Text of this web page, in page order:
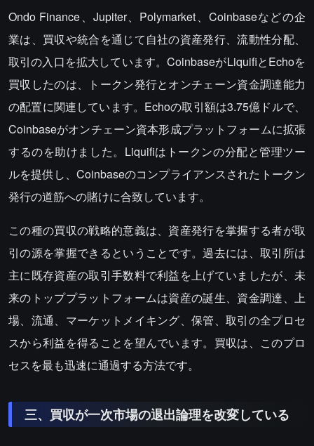
Ondo Finance、Jupiter、Polymarket、Coinbaseなどの企
業は、買収や統合を通じて自社の資産発行、流動性分配、
取引の入口を拡大しています。CoinbaseがLiquifiとEchoを
買収したのは、トークン発行とオンチェーン資金調達能力
の配置に関連しています。Echoの取引額は3.75億ドルで、
Coinbaseがオンチェーン資本形成プラットフォームに拡張
するのを助けました。Liquifiはトークンの分配と管理ツー
ルを提供し、Coinbaseのコンプライアンスされたトークン
発行の道筋への賭けに合致しています。
この種の買収の戦略的意義は、資産発行を掌握する者が取
引の源を掌握できるということです。過去には、取引所は
主に既存資産の取引手数料で利益を上げていましたが、未
来のトッププラットフォームは資産の誕生、資金調達、上
場、流通、マーケットメイキング、保管、取引の全プロセ
スから利益を得ることを望んでいます。買収は、このプロ
セスを最も迅速に通過する方法です。
三、買収が一次市場の退出論理を改変している